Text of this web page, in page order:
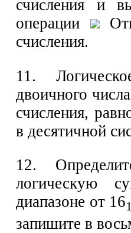
счисления и
операции
счисления.
11.
двоичного
счисления,
в десятичной
12.
логическую
диапазоне от 16
запишите в